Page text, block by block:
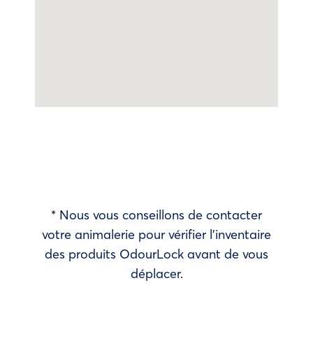
* Nous vous conseillons de contacter
votre animalerie pour vérifier l’inventaire
des produits OdourLock avant de vous
déplacer.